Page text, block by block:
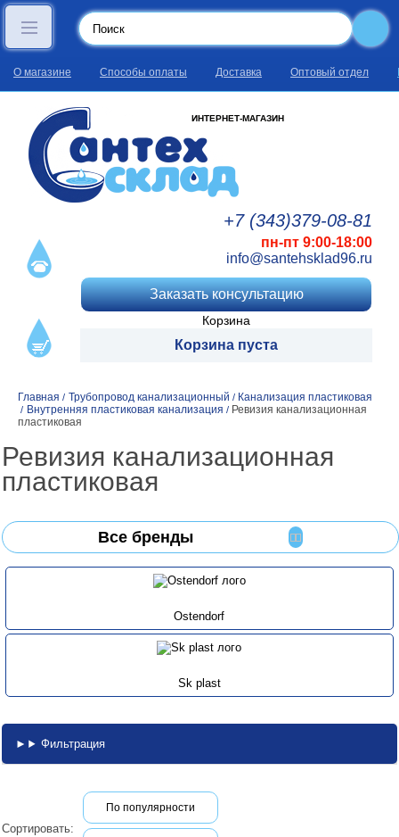
О магазине Способы оплаты Доставка Оптовый отдел
ИНТЕРНЕТ-МАГАЗИН
+7 (343)379-08-81
пн-пт 9:00-18:00
info@santehsklad96.ru
Заказать консультацию
Корзина
Корзина пуста
Главная / Трубопровод канализационный / Канализация пластиковая
/ Внутренняя пластиковая канализация / Ревизия канализационная
пластиковая
Ревизия канализационная
пластиковая
Все бренды
Ostendorf
Sk plast
Фильтрация
Сортировать:
По популярности